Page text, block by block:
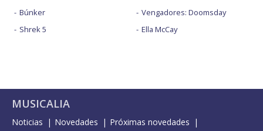
Búnker
Shrek 5
Vengadores: Doomsday
Ella McCay
MUSICALIA
Noticias Novedades
Próximas novedades